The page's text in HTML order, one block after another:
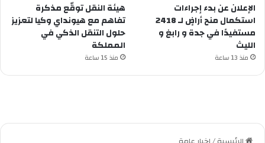
الإعلان عن ‏بدء إجراءات
استكمال منح أراضٍ لـ 2418
مستفيدًا في ⁧‫جدة‬⁩ و ⁧‫رابغ‬⁩ و
منذ 13 ساعة
هيئة النقل توقّع مذكرة
تفاهم مع هيونداي وكيا لتعزيز
حلول التنقل الذكي في
المملكة
منذ 15 ساعة